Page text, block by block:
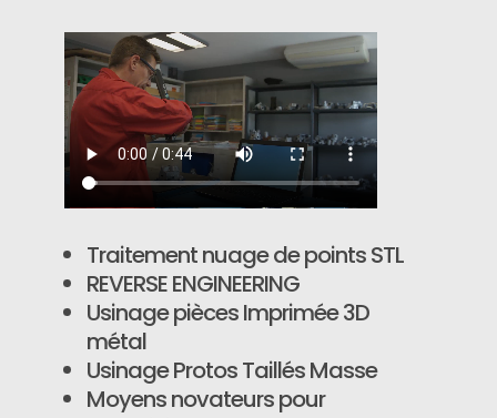
Traitement nuage de points STL
REVERSE ENGINEERING
Usinage pièces Imprimée 3D
métal
Usinage Protos Taillés Masse
Moyens novateurs pour